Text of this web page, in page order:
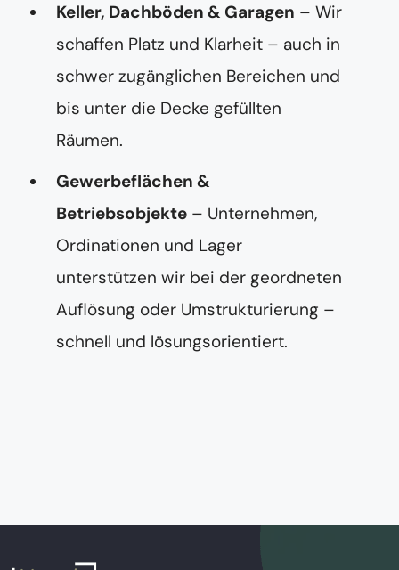
Keller, Dachböden & Garagen – Wir
schaffen Platz und Klarheit – auch in
schwer zugänglichen Bereichen und
bis unter die Decke gefüllten
Räumen.
Gewerbeflächen &
Betriebsobjekte – Unternehmen,
Ordinationen und Lager
unterstützen wir bei der geordneten
Auflösung oder Umstrukturierung –
schnell und lösungsorientiert.